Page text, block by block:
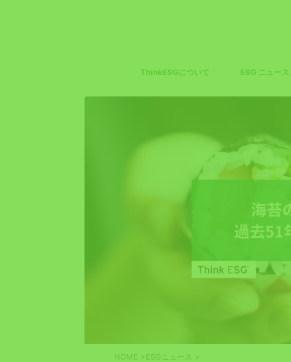
ThinkESGについて ESG ニュース
HOME >ESGニュース >